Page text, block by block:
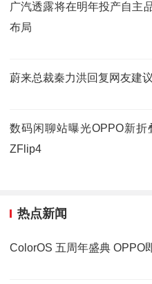
广汽透露将在明年投产自主
布局
蔚来总裁秦力洪回复网友建
数码闲聊站曝光OPPO新
ZFlip4
热点新闻
ColorOS 五周年盛典 OPPO